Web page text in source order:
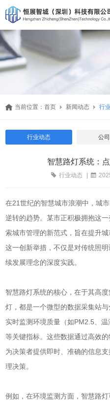
当前位置：首页 新闻动态 行
行业动态 公
智慧路灯系统：
行业动态
在21世纪的智慧城市浪潮中，城
逆转的趋势。某市正积极拥抱这
索城市管理的新范式，旨在提升
这一创新举措，不仅是对传统照
续发展理念的深度实践。
智慧路灯系统的核心，在于其高
灯，都是一个微型的数据采集站
实时监测环境质量（如PM2.5、
等关键指标。这些数据通过高效
为决策者提供即时、准确的信息
理决策。
例如，在环境监测方面，智慧路